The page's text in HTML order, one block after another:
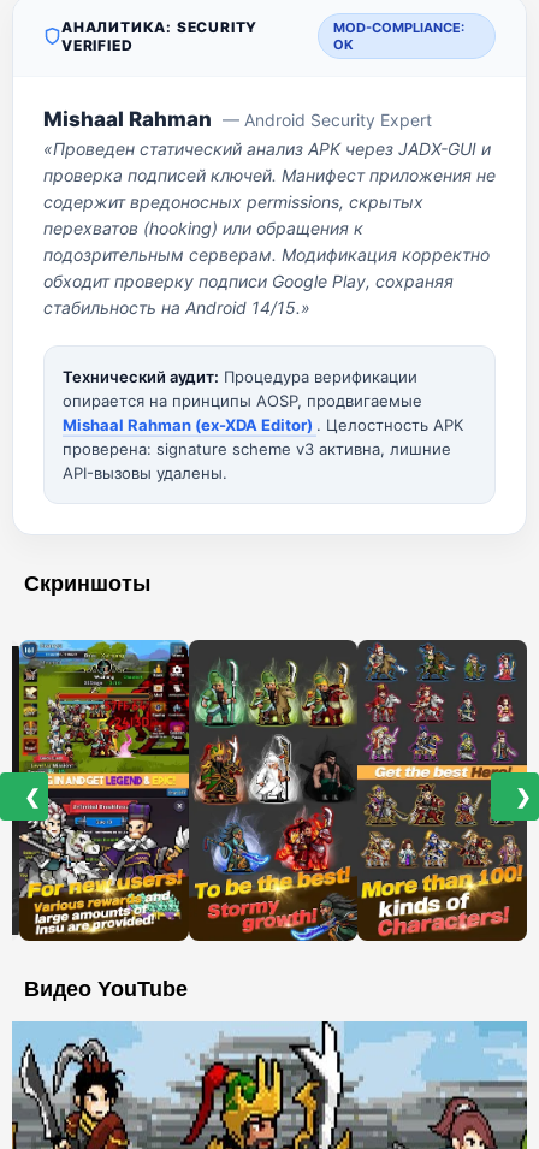
АНАЛИТИКА: SECURITY
VERIFIED
MOD-COMPLIANCE:
OK
Mishaal Rahman — Android Security Expert
«Проведен статический анализ APK через JADX-GUI и
проверка подписей ключей. Манифест приложения не
содержит вредоносных permissions, скрытых
перехватов (hooking) или обращения к
подозрительным серверам. Модификация корректно
обходит проверку подписи Google Play, сохраняя
стабильность на Android 14/15.»
Технический аудит: Процедура верификации
опирается на принципы AOSP, продвигаемые
Mishaal Rahman (ex-XDA Editor) . Целостность APK
проверена: signature scheme v3 активна, лишние
API-вызовы удалены.
Скриншоты
❮ ❯
Видео YouTube